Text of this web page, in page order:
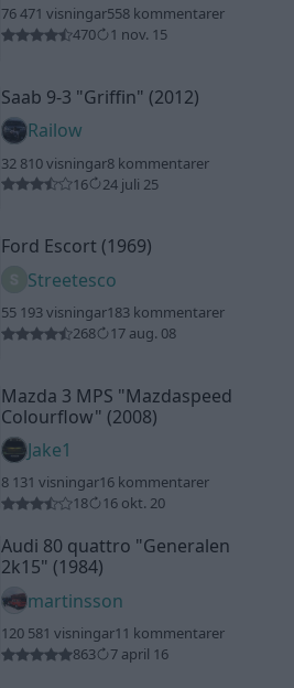
76 471 visningar558 kommentarer
470
1 nov. 15
Saab 9-3 "Griffin" (2012)
Railow
32 810 visningar8 kommentarer
16
24 juli 25
Ford Escort (1969)
Streetesco
55 193 visningar183 kommentarer
268
17 aug. 08
Mazda 3 MPS "Mazdaspeed
Colourflow" (2008)
Jake1
8 131 visningar16 kommentarer
18
16 okt. 20
Audi 80 quattro "Generalen
2k15" (1984)
martinsson
120 581 visningar11 kommentarer
863
7 april 16